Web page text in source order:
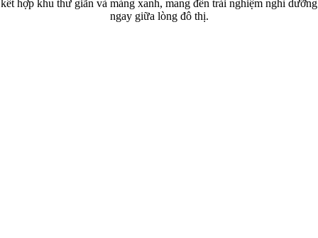
kết hợp khu thư giãn và mảng xanh, mang đến trải nghiệm nghỉ dưỡng
ngay giữa lòng đô thị.